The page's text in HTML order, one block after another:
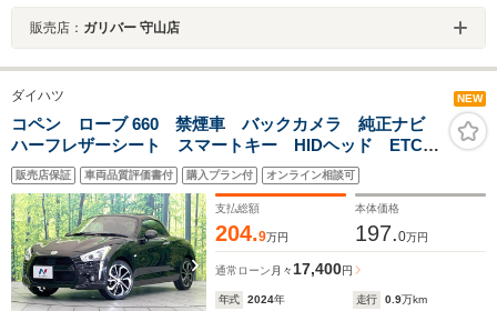
販売店： ガリバー 守山店
ダイハツ NEW
コペン ローブ 660 禁煙車 バックカメラ 純正ナビ
ハーフレザーシート スマートキー HIDヘッド ETC
純正16インチアルミ オートライト オートエアコン
Bluetooth フルセグ アイドリングストップ
販売店保証 車両品質評価書付 購入プラン付 オンライン相談可
支払総額
204.9万円
本体価格
197.0万円
通常ローン 月々 17,400円
年式 2024年 走行 0.9万km